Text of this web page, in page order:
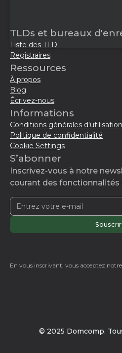
TLDs et bureaux
Liste des TLD
Registraires
Ressources
À propos
Blog
Écrivez-nous
Informations
Conditions générales d'utilisation
Politique de confidentialité
Cookie Settings
S’abonner
Inscrivez-vous à notre
courant des fonctionnalités
En vous inscrivant, vous acceptez notre
© 2025 Domcomp.